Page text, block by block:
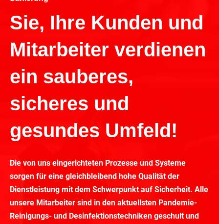
Sie, Ihre Kunden und
Mitarbeiter verdienen
ein sauberes,
sicheres und
gesundes Umfeld!
Die von uns eingerichteten Prozesse und Systeme
sorgen für eine gleichbleibend hohe Qualität der
Dienstleistung mit dem Schwerpunkt auf Sicherheit. Alle
unsere Mitarbeiter sind in den aktuellsten Pandemie-
Reinigungs- und Desinfektionstechniken geschult und